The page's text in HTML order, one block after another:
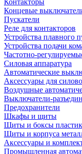
Контакторы
Концевые
Пускатели
Реле для контакторов
Устройства плавного
Устройства подачи
Частотно-
Силовая аппаратура
Автоматические
Аксессуары для
Воздушные
Выключатели-
Предохранители
Шкафы и щиты
Щиты и боксы
Щиты и корпуса
Аксессуары и
Промышленная